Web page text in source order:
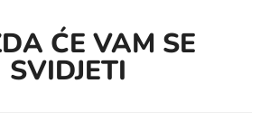
ĆE VAM SE
SVIDJETI